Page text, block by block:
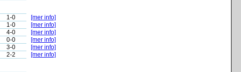
1-0
[mer info]
1-0
[mer info]
4-0
[mer info]
0-0
[mer info]
3-0
[mer info]
2-2 [mer info]